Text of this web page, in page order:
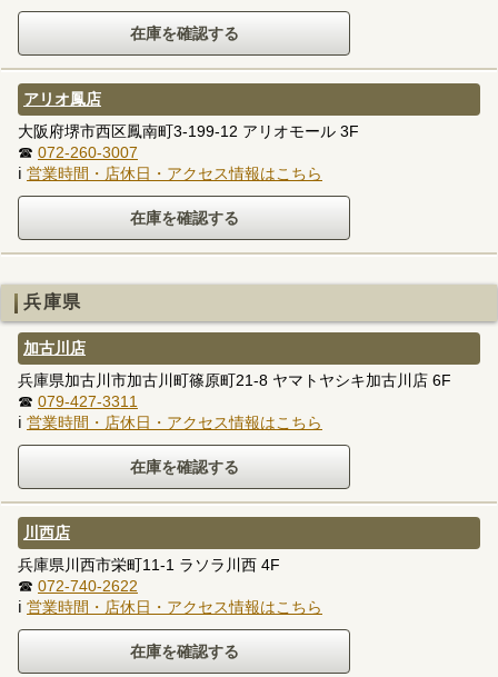
アリオ鳳店
大阪府堺市西区鳳南町3-199-12 アリオモール 3F
☎ 072-260-3007
ℹ 営業時間・店休日・アクセス情報はこちら
兵庫県
加古川店
兵庫県加古川市加古川町篠原町21-8 ヤマトヤシキ加古川店 6F
☎ 079-427-3311
ℹ 営業時間・店休日・アクセス情報はこちら
川西店
兵庫県川西市栄町11-1 ラソラ川西 4F
☎ 072-740-2622
ℹ 営業時間・店休日・アクセス情報はこちら